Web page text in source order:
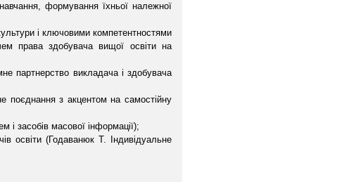
формування їхньої належної
і ключовими компетентностями
права здобувача вищої освіти на
партнерство викладача і здобувача
поєднання з акцентом на самостійну
і засобів масової інформації);
освіти (Годаванюк Т. Індивідуальне